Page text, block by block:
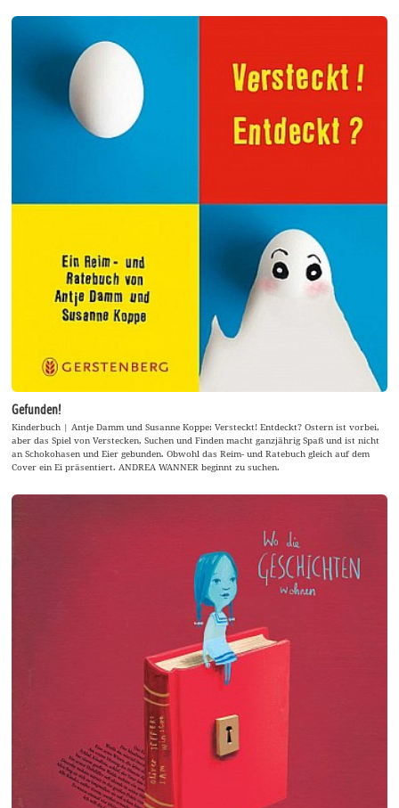
Gefunden!
Kinderbuch | Antje Damm und Susanne Koppe: Versteckt! Entdeckt? Ostern ist vorbei,
aber das Spiel von Verstecken, Suchen und Finden macht ganzjährig Spaß und ist nicht
an Schokohasen und Eier gebunden. Obwohl das Reim- und Ratebuch gleich auf dem
Cover ein Ei präsentiert. ANDREA WANNER beginnt zu suchen.